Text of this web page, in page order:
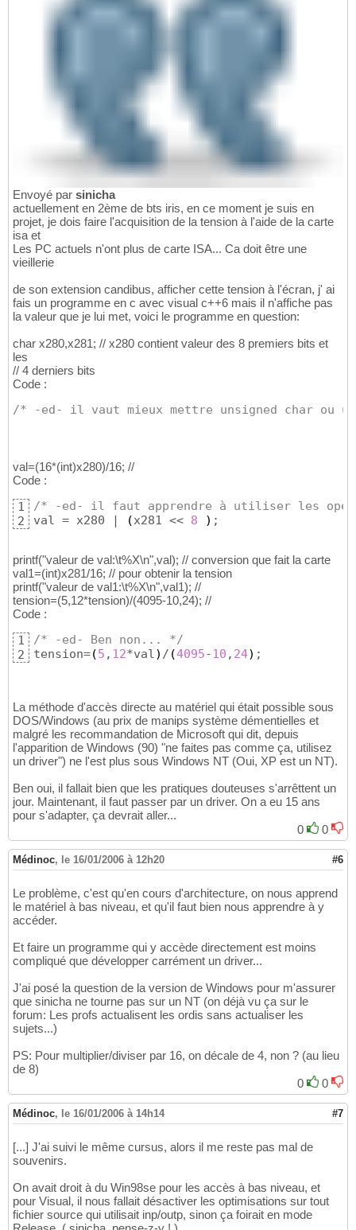
Envoyé par sinicha
actuellement en 2ème de bts iris, en ce moment je suis en
projet, je dois faire l'acquisition de la tension à l'aide de la carte
isa et
Les PC actuels n'ont plus de carte ISA... Ca doit être une
vieillerie
de son extension candibus, afficher cette tension à l'écran, j' ai
fais un programme en c avec visual c++6 mais il n'affiche pas
la valeur que je lui met, voici le programme en question:
char x280,x281; // x280 contient valeur des 8 premiers bits et
les
// 4 derniers bits
Code :
/* -ed- il vaut mieux mettre unsigned char ou
val=(16*(int)x280)/16; //
Code :
1
2
/* -ed- il faut apprendre à utiliser les
val = x280 |
(x281 << 8 ) ;
printf("valeur de val:\t%X\n",val); // conversion que fait la carte
val1=(int)x281/16; // pour obtenir la tension
printf("valeur de val1:\t%X\n",val1); //
tension=(5,12*tension)/(4095-10,24); //
Code :
1
2
/* -ed- Ben non... */
tension=(5 , 12*val ) / (4095-10 , 24) ;
La méthode d'accès directe au matériel qui était possible sous
DOS/Windows (au prix de manips système démentielles et
malgré les recommandation de Microsoft qui dit, depuis
l'apparition de Windows (90) "ne faites pas comme ça, utilisez
un driver") ne l'est plus sous Windows NT (Oui, XP est un NT).
Ben oui, il fallait bien que les pratiques douteuses s'arrêttent un
jour. Maintenant, il faut passer par un driver. On a eu 15 ans
pour s'adapter, ça devrait aller...
0
0
Médinoc, le 16/01/2006 à 12h20 #6
Le problème, c'est qu'en cours d'architecture, on nous apprend
le matériel à bas niveau, et qu'il faut bien nous apprendre à y
accéder.
Et faire un programme qui y accède directement est moins
compliqué que développer carrément un driver...
J'ai posé la question de la version de Windows pour m'assurer
que sinicha ne tourne pas sur un NT (on déjà vu ça sur le
forum: Les profs actualisent les ordis sans actualiser les
sujets...)
PS: Pour multiplier/diviser par 16, on décale de 4, non ? (au lieu
de 8)
0
0
Médinoc, le 16/01/2006 à 14h14 #7
[...] J'ai suivi le même cursus, alors il me reste pas mal de
souvenirs.
On avait droit à du Win98se pour les accès à bas niveau, et
pour Visual, il nous fallait désactiver les optimisations sur tout
fichier source qui utilisait inp/outp, sinon ça foirait en mode